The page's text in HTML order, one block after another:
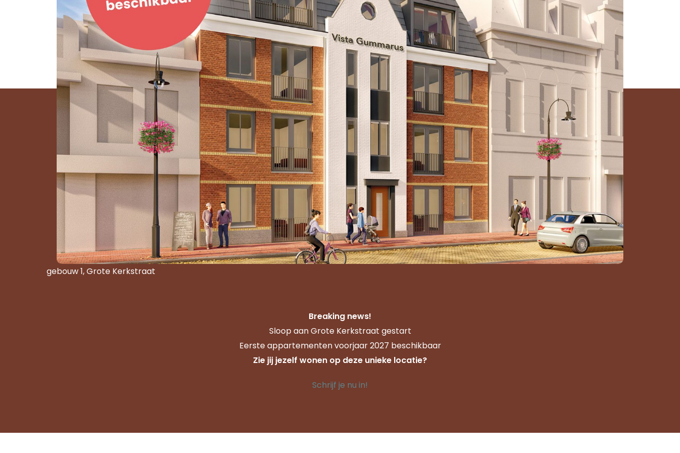
gebouw 1, Grote Kerkstraat
Breaking news!
Sloop aan Grote Kerkstraat gestart
Eerste appartementen voorjaar 2027 beschikbaar
Zie jij jezelf wonen op deze unieke locatie?
Schrijf je nu in!